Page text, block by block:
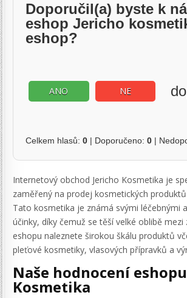
Doporučil(a) byste k
eshop Jericho
eshop?
ANO NE
Celkem hlasů:0 | Doporučeno:0 |
Internetový obchod Jericho Kosmetika je
zaměřený na prodej kosmetických
Tato kosmetika je známá svými léčebnými
účinky, díky čemuž se těší velké oblibě mezi
eshopu naleznete širokou škálu produktů
pleťové kosmetiky, vlasových přípravků a
Naše hodnocení
Kosmetika